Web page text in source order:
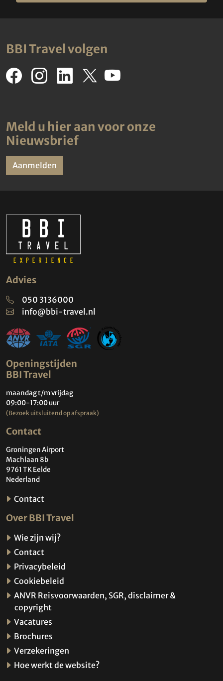
BBI Travel volgen
Meld u hier aan voor onze
Nieuwsbrief
Aanmelden
Advies
050 3136000
info@bbi-travel.nl
Openingstijden
BBI Travel
maandag t/m vrijdag
09:00-17:00 uur
(Bezoek uitsluitend op afspraak)
Contact
Groningen Airport
Machlaan 8b
9761 TK Eelde
Nederland
Contact
Over BBI Travel
Wie zijn wij?
Contact
Privacybeleid
Cookiebeleid
ANVR Reisvoorwaarden, SGR, disclaimer &
copyright
Vacatures
Brochures
Verzekeringen
Hoe werkt de website?